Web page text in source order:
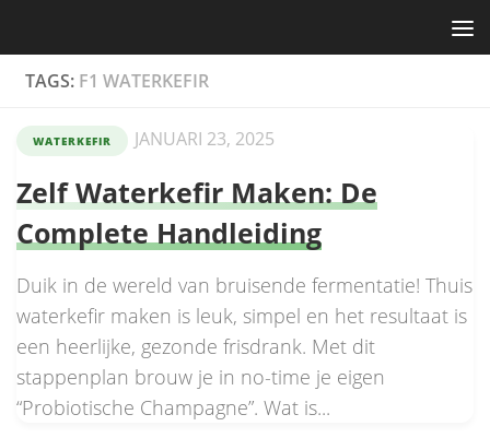
TAGS: F1 WATERKEFIR
WATERKEFIR JANUARI 23, 2025
Zelf Waterkefir Maken: De
Complete Handleiding
Duik in de wereld van bruisende fermentatie! Thuis
waterkefir maken is leuk, simpel en het resultaat is
een heerlijke, gezonde frisdrank. Met dit
stappenplan brouw je in no-time je eigen
“Probiotische Champagne”. Wat is...